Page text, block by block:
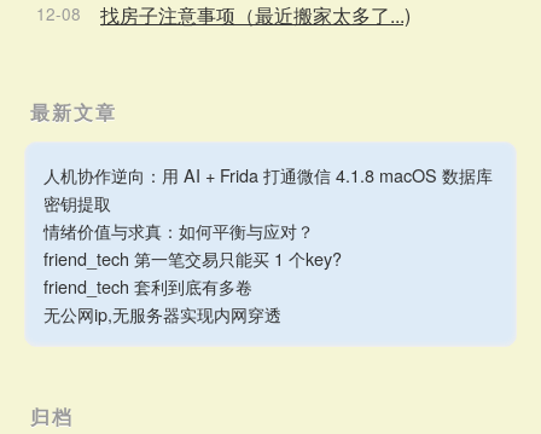
12-08 找房子注意事项（最近搬家太多了...)
最新文章
人机协作逆向：用 AI + Frida 打通微信 4.1.8 macOS 数据库
密钥提取
情绪价值与求真：如何平衡与应对？
friend_tech 第一笔交易只能买 1 个key?
friend_tech 套利到底有多卷
无公网ip,无服务器实现内网穿透
归档